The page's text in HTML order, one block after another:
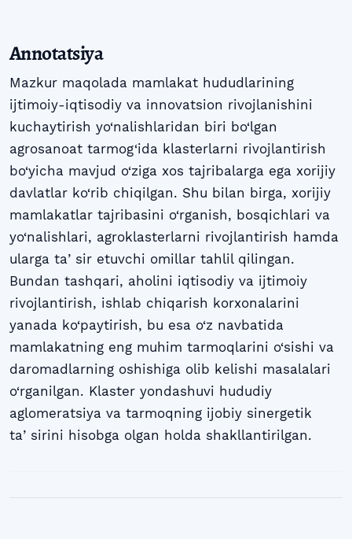
Annotatsiya
Mazkur maqolada mamlakat hududlarining
ijtimoiy-iqtisodiy va innovatsion rivojlanishini
kuchaytirish yo‘nalishlaridan biri bo‘lgan
agrosanoat tarmog‘ida klasterlarni rivojlantirish
bo‘yicha mavjud o‘ziga xos tajribalarga ega xorijiy
davlatlar ko‘rib chiqilgan. Shu bilan birga, xorijiy
mamlakatlar tajribasini o‘rganish, bosqichlari va
yo‘nalishlari, agroklasterlarni rivojlantirish hamda
ularga taʼsir etuvchi omillar tahlil qilingan.
Bundan tashqari, aholini iqtisodiy va ijtimoiy
rivojlantirish, ishlab chiqarish korxonalarini
yanada ko‘paytirish, bu esa o‘z navbatida
mamlakatning eng muhim tarmoqlarini o‘sishi va
daromadlarning oshishiga olib kelishi masalalari
o‘rganilgan. Klaster yondashuvi hududiy
aglomeratsiya va tarmoqning ijobiy sinergetik
taʼsirini hisobga olgan holda shakllantirilgan.